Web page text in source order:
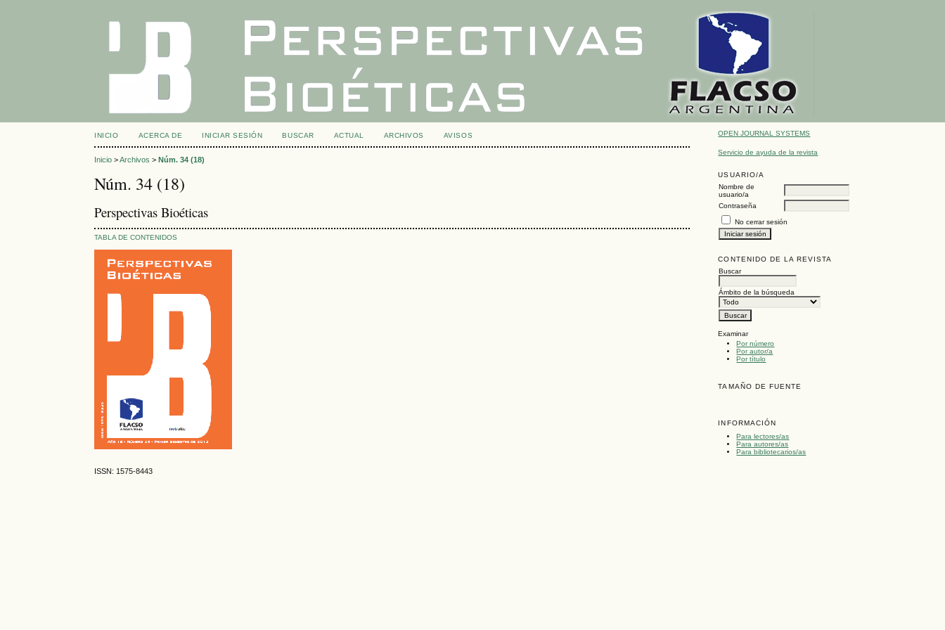
OPEN JOURNAL SYSTEMS
Servicio de ayuda de la revista
USUARIO/A
Nombre de
usuario/a
Contraseña
No cerrar sesión
CONTENIDO DE LA REVISTA
Buscar
Ámbito de la búsqueda
Examinar
Por número
Por autor/a
Por título
TAMAÑO DE FUENTE
INFORMACIÓN
Para lectores/as
Para autores/as
Para bibliotecarios/as
INICIO ACERCA DE INICIAR SESIÓN BUSCAR ACTUAL ARCHIVOS AVISOS
Inicio >Archivos >Núm. 34 (18)
Núm. 34 (18)
Perspectivas Bioéticas
TABLA DE CONTENIDOS
ISSN: 1575-8443